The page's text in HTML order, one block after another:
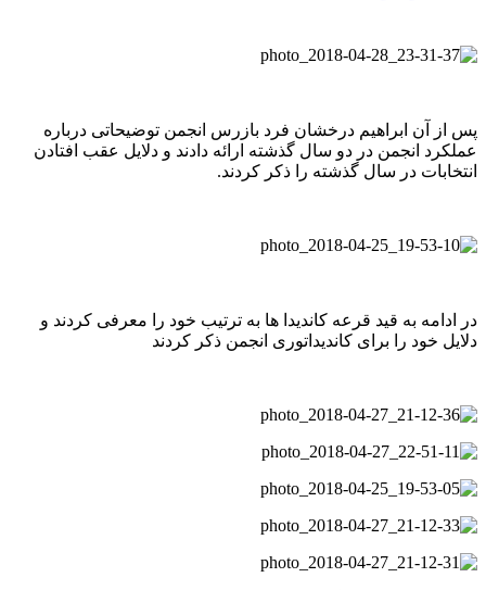
پس از آن ابراهیم درخشان فرد بازرس انجمن توضیحاتی درباره
عملکرد انجمن در دو سال گذشته ارائه دادند و دلایل عقب افتادن
انتخابات در سال گذشته را ذکر کردند.
در ادامه به قید قرعه کاندیدا ها به ترتیب خود را معرفی کردند و
دلایل خود را برای کاندیداتوری انجمن ذکر کردند